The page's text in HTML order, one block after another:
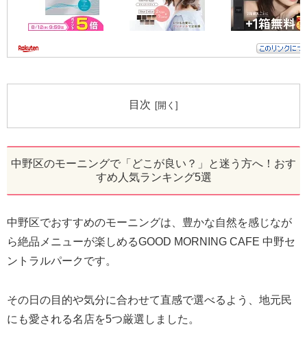
目次
中野区のモーニングで「どこが良い？」と迷う方へ！おす
すめ人気ランキング5選
中野区でおすすめのモーニングは、豊かな自然を感じなが
ら絶品メニューが楽しめるGOOD MORNING CAFE 中野セ
ントラルパークです。
その日の目的や気分に合わせて直感で選べるよう、地元民
にも愛される名店を5つ厳選しました。